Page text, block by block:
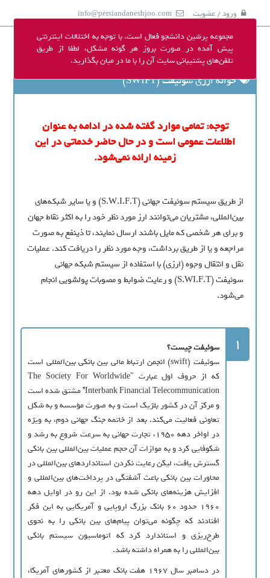
مجموعه پرشین دانشجو فعال است. با توجه به اختلالات اینترنتی
پیش آمده در صورت بروز هر گونه مشکل، لطفا از طریق
تلفن‌های پشتیبانی سایت آن را با ما در میان بگذارید.
ورود / عضویت info@persiandaneshjoo.com
حواله ارزی سوئیفت (SWIFT)
توجه: تمامی موارد گفته شده در ادامه به عنوان
اطلاعات عمومی است و در حال حاضر خدماتی در این
زمینه ارائه نمی‌شود.
از طريق سيستم سوئيفت جهانی (S.W.I.F.T) و يا ساير شبکه‌های
بين‌المللی، مشتريان مي‌توانند ارز مورد نظر خود را به اکثر نقاط جهان
و برای هر شخصی که مايل باشند ارسال نمايند، تا ذينفع به صورت
مراجعه و يا از طريق برداشت، وجه مورد نظر را دريافت کند. عمليات
نقل و انتقال وجوه (ارزی) با استفاده از سيستم شبکه جهاني
سوئيفت (S.WI.F.T) و رعايت ضوابط و مصوبات پولشويي انجام
مي‌شود.
1
سوئیفت چیست؟
سوئیفت (swift) انجمن ارتباط مالی بین بانکی بین‌المللی است
که از حروف اول عبارت "The Society For Worldwide
Interbank Financial Telecommunication” مشتق شده است
و مرکز آن در کشور بلژیک است و به صورت مؤسسه و به شکل
تعاونی فعالیت می‌کند. بعد از خاتمه جنگ جهانی دوم، به ویژه
در اواخر دهه ۱۹۵۰، تجارت جهانی به سرعت شروع به رشد و
شکوفایی کرد و به موازات آن حجم عملیات بین‌المللی بین بانکی
گسترش یافت، لیکن رعایت نکردن استانداردهای بین‌المللی در
محاورات بین بانکی باعث آشفتگی در پرداخت‌های بین‌المللی و
افزایش هزینه‌های بانکی شده بود. از این رو در اوایل دهه
۱۹۶۰ حدود ۶۰ بانک بزرگ اروپایی و آمریکایی به این فکر
افتادند که چگونه می‌توان پیام‌های بین بانکی را به نحوی
طرح‌ریزی و استاندارد کرد که اتوماسیون سیستم بانکی
بین‌المللی را به همراه داشته باشد.
در دسامبر سال ۱۹۶۷ هفت بانک معتبر از کشورهای آمریکا،